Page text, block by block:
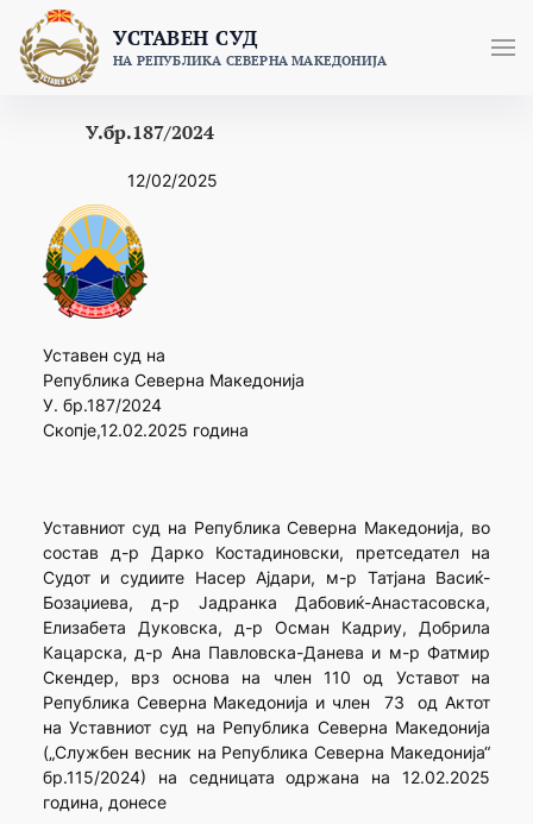
content
УСТАВЕН СУД
НА РЕПУБЛИКА СЕВЕРНА МАКЕДОНИЈА
У.бр.187/2024
12/02/2025
Уставен суд на
Република Северна Македонија
У. бр.187/2024
Скопје,12.02.2025 година
Уставниот суд на Република Северна Македонија, во
состав д-р Дарко Костадиновски, претседател на
Судот и судиите Насер Ајдари, м-р Татјана Васиќ-
Бозаџиева, д-р Јадранка Дабовиќ-Анастасовска,
Елизабета Дуковска, д-р Осман Кадриу, Добрила
Кацарска, д-р Ана Павловска-Данева и м-р Фатмир
Скендер, врз основа на член 110 од Уставот на
Република Северна Македонија и член 73 од Актот
на Уставниот суд на Република Северна Македонија
(„Службен весник на Република Северна Македонија“
бр.115/2024) на седницата одржана на 12.02.2025
година, донесе